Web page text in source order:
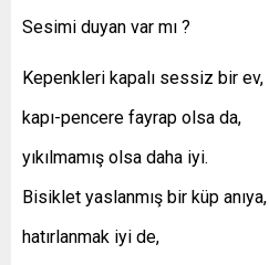
Sesimi duyan var mı ?
Kepenkleri kapalı sessiz bir ev,
kapı-pencere fayrap olsa da,
yıkılmamış olsa daha iyi.
Bisiklet yaslanmış bir küp anıya,
hatırlanmak iyi de,